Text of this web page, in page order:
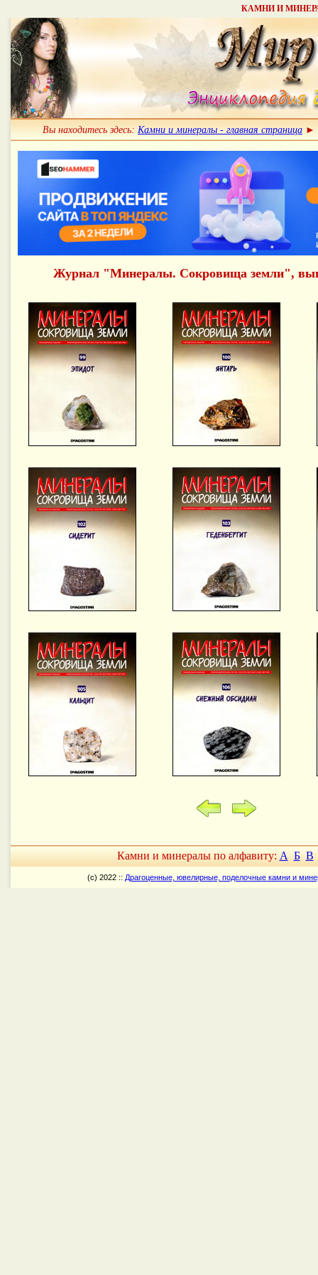
КАМНИ И
Вы находитесь здесь: Камни и минералы - главная страница ►
Журнал "Минералы. Сокровища земли",
Камни и минералы по алфавиту: А Б В
(c) 2022 :: Драгоценные, ювелирные, поделочные камни и